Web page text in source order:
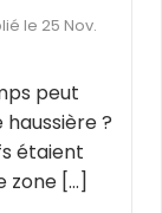
le 25 Nov.
peut
?
étaient
zone [...]